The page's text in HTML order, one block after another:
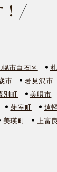
幌市白石区
市 岩見沢市
別町 美唄市
芽室町 遠
美瑛町 上富